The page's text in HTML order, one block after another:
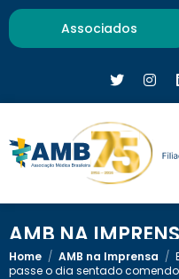
Associados
AMB NA
Home / AMB na Imprensa /
passe o dia sentado comendo